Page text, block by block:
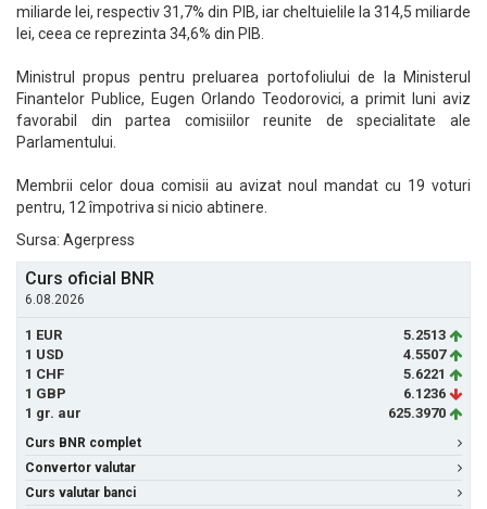
miliarde lei, respectiv 31,7% din PIB, iar cheltuielile la 314,5 miliarde
lei, ceea ce reprezinta 34,6% din PIB.
Ministrul propus pentru preluarea portofoliului de la Ministerul
Finantelor Publice, Eugen Orlando Teodorovici, a primit luni aviz
favorabil din partea comisiilor reunite de specialitate ale
Parlamentului.
Membrii celor doua comisii au avizat noul mandat cu 19 voturi
pentru, 12 împotriva si nicio abtinere.
Sursa: Agerpress
Curs oficial BNR
6.08.2026
1 EUR
5.2513
1 USD
4.5507
1 CHF
5.6221
1 GBP
6.1236
1 gr. aur
625.3970
Curs BNR complet
Convertor valutar
Curs valutar banci